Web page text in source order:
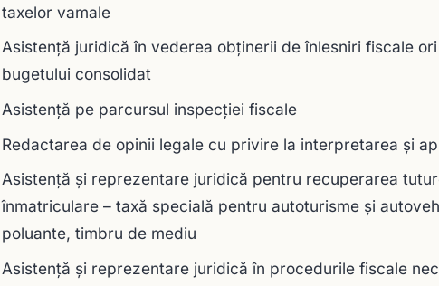
taxelor vamale
Asistență juridică în vederea obținerii de înlesniri fiscale
bugetului consolidat
Asistență pe parcursul inspecției fiscale
Redactarea de opinii legale cu privire la interpretarea și
Asistenţă şi reprezentare juridică pentru recuperarea
înmatriculare – taxă specială pentru autoturisme şi
poluante, timbru de mediu
Asistenţă şi reprezentare juridică în procedurile fiscale